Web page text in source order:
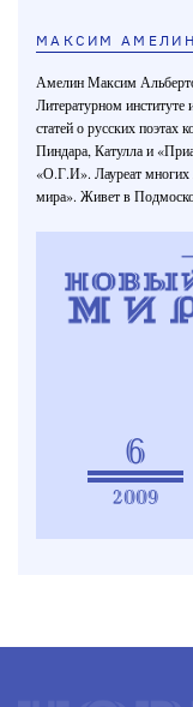
МАКСИМ АМЕЛИН
Амелин Максим
Литературном
статей о русских
Пиндара, Катулла и
«О.Г.И». Лауреат многих
мира». Живет в
6
2009